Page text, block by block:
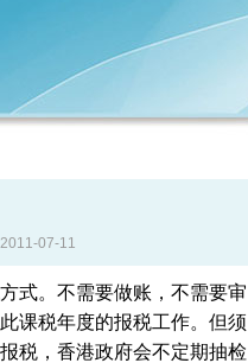
07-11
式。不需要做账，不需要审
课税年度的报税工作。但须
税，香港政府会不定期抽检